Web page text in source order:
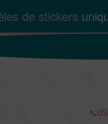
de stickers